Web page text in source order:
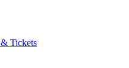
Tickets